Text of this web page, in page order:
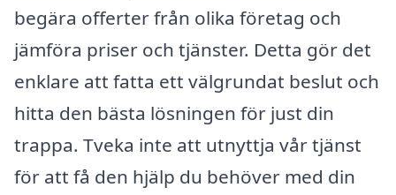
begära offerter från olika företag och
jämföra priser och tjänster. Detta gör det
enklare att fatta ett välgrundat beslut och
hitta den bästa lösningen för just din
trappa. Tveka inte att utnyttja vår tjänst
för att få den hjälp du behöver med din